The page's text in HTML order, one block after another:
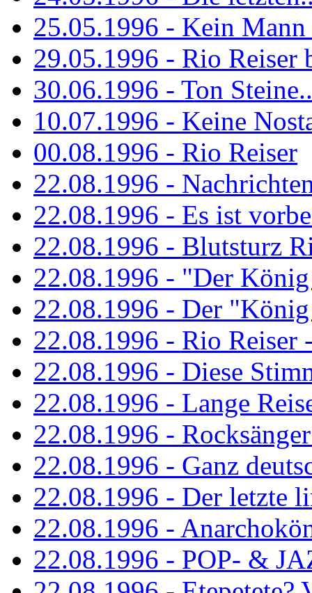
25.05.1996 - Kein
29.05.1996 - Rio Reiser
30.06.1996 - Ton
10.07.1996 - Keine
00.08.1996 - Rio Reiser
22.08.1996 -
22.08.1996 - Es ist
22.08.1996 - Blutsturz
22.08.1996 - "Der
22.08.1996 - Der
22.08.1996 - Rio Reiser
22.08.1996 - Diese
22.08.1996 - Lange
22.08.1996 -
22.08.1996 - Ganz
22.08.1996 - Der letzte
22.08.1996 -
22.08.1996 - POP- &